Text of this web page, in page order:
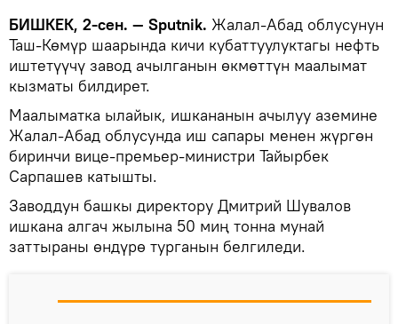
БИШКЕК, 2-сен. — Sputnik. Жалал-Абад облусунун
Таш-Көмүр шаарында кичи кубаттуулуктагы нефть
иштетүүчү завод ачылганын өкмөттүн маалымат
кызматы билдирет.
Маалыматка ылайык, ишкананын ачылуу аземине
Жалал-Абад облусунда иш сапары менен жүргөн
биринчи вице-премьер-министри Тайырбек
Сарпашев катышты.
Заводдун башкы директору Дмитрий Шувалов
ишкана алгач жылына 50 миң тонна мунай
заттыраны өндүрө турганын белгиледи.